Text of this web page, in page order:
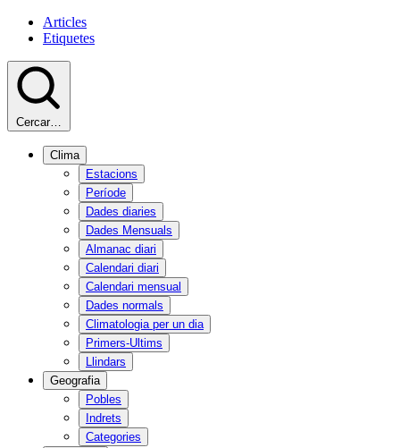
Articles
Etiquetes
Cercar…
Clima
Estacions
Període
Dades diaries
Dades Mensuals
Almanac diari
Calendari diari
Calendari mensual
Dades normals
Climatologia per un dia
Primers-Ultims
Llindars
Geografia
Pobles
Indrets
Categories